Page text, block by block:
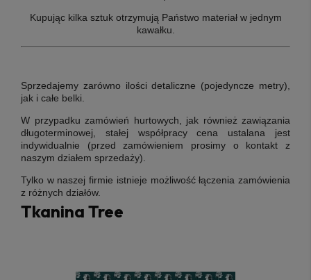
Kupując kilka sztuk otrzymują Państwo materiał w jednym
kawałku.
Sprzedajemy zarówno ilości detaliczne (pojedyncze metry),
jak i całe belki.
W przypadku zamówień hurtowych, jak również zawiązania
długoterminowej, stałej współpracy cena ustalana jest
indywidualnie (przed zamówieniem prosimy o kontakt z
naszym działem sprzedaży).
Tylko w naszej firmie istnieje możliwość łączenia zamówienia
z różnych działów.
Tkanina Tree